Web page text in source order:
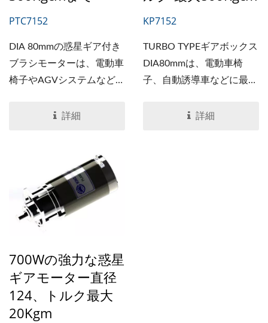
PTC7152
DIA 80mmの惑星ギア付き
ブラシモーターは、電動車
椅子やAGVシステムなどに
であり、長さは異なる用途
ボックスと接続すること
で、速度は4から900...
詳細
KP7152
TURBO TYPEギアボックス
DIA80mmは、電動車椅
子、自動誘導車などに最適
す。強力な設計製品であ
詳細
700Wの強力な惑星
ギアモーター直径
124、トルク最大
20Kgm